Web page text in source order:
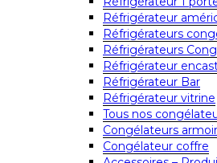
Réfrigérateur
Réfrigérateurs
Réfrigérateurs
Réfrigérateur
Réfrigérateur Bar
Réfrigérateur vitrine
Tous nos
Congélateurs
Congélateur coffre